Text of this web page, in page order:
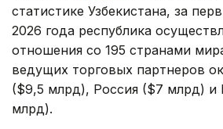
статистике Узбекистана, за
2026 года республика
отношения со 195 странами
ведущих торговых партнеров
($9,5 млрд), Россия ($7 млрд) и
млрд).